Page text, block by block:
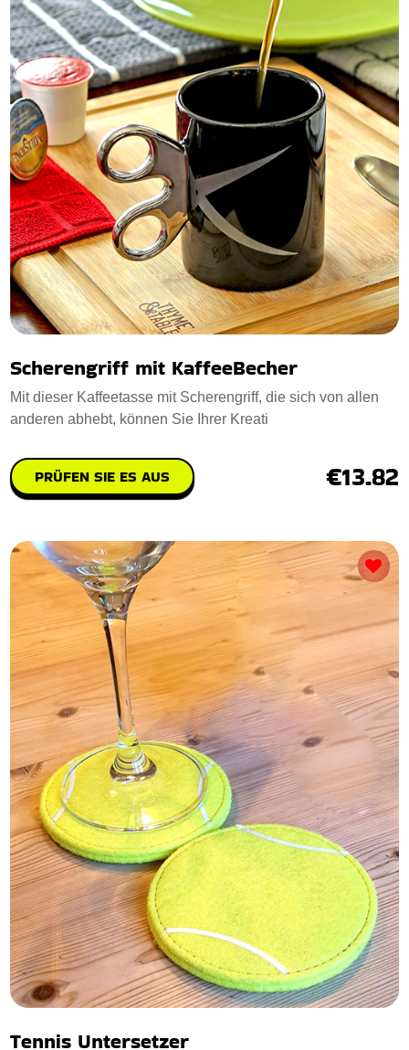
Scherengriff mit KaffeeBecher
Mit dieser Kaffeetasse mit Scherengriff, die sich von allen
anderen abhebt, können Sie Ihrer Kreati
PRÜFEN SIE ES AUS €13.82
Tennis Untersetzer